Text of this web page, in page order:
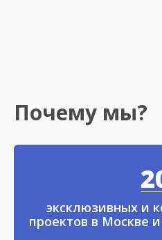
Почему мы?
эксклюзивных и
проектов в Москве